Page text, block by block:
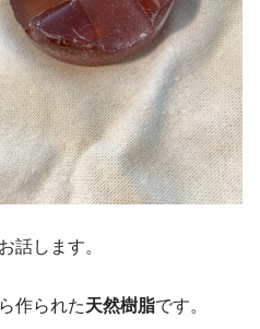
話します。
作られた天然樹脂です。